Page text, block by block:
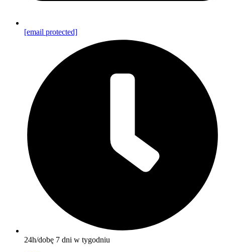
[email protected]
24h/dobę 7 dni w tygodniu